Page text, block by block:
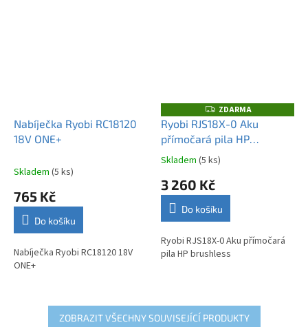
Nabíječka Ryobi RC18120
18V ONE+
Skladem (5 ks)
765 Kč
Do košíku
Nabíječka Ryobi RC18120 18V
ONE+
Z
D
A
R
M
A
ZDARMA
Ryobi RJS18X-0 Aku
přímočará pila HP
brushless
Průměrné
produktu
5,0
5
hvězdiček.
Skladem (5 ks)
3 260 Kč
Do košíku
Ryobi RJS18X-0 Aku přímočará
pila HP brushless
ZOBRAZIT VŠECHNY SOUVISEJÍCÍ PRODUKTY